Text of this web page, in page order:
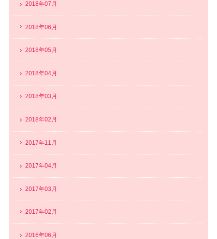
2018年07月
2018年06月
2018年05月
2018年04月
2018年03月
2018年02月
2017年11月
2017年04月
2017年03月
2017年02月
2016年06月